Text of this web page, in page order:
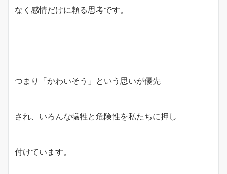
なく感情だけに頼る思考です。
つまり「かわいそう」という思いが優先
され、いろんな犠牲と危険性を私たちに押し
付けています。